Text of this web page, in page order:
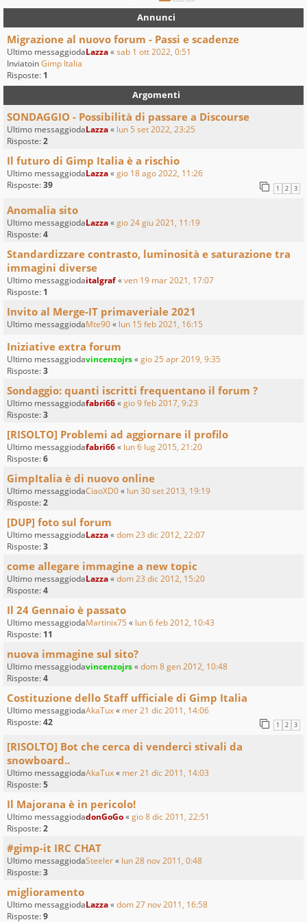
Annunci
Migrazione al nuovo forum - Passi e scadenze
Ultimo messaggiodaLazza«sab 1 ott 2022, 0:51
InviatoinGimp Italia
Risposte: 1
Argomenti
SONDAGGIO - Possibilità di passare a Discourse
Ultimo messaggiodaLazza« lun 5 set 2022, 23:25
Risposte:2
Il futuro di Gimp Italia è a rischio
Ultimo messaggiodaLazza«gio 18 ago 2022, 11:26
Risposte:39 1 2 3
Anomalia sito
Ultimo messaggiodaLazza«gio 24 giu 2021, 11:19
Risposte:4
Standardizzare contrasto, luminosità e saturazione tra
immagini diverse
Ultimo messaggiodaitalgraf«ven 19 mar 2021, 17:07
Risposte: 1
Invito al Merge-IT primaveriale 2021
Ultimo messaggiodaMte90« lun 15 feb 2021, 16:15
Iniziative extra forum
Ultimo messaggiodavincenzojrs«gio 25 apr 2019, 9:35
Risposte:3
Sondaggio: quanti iscritti frequentano il forum ?
Ultimo messaggiodafabri66«gio 9 feb 2017, 9:23
Risposte:3
[RISOLTO] Problemi ad aggiornare il profilo
Ultimo messaggiodafabri66« lun 6 lug 2015, 21:20
Risposte:6
GimpItalia è di nuovo online
Ultimo messaggiodaCiaoXD0« lun 30 set 2013, 19:19
Risposte:2
[DUP] foto sul forum
Ultimo messaggiodaLazza«dom 23 dic 2012, 22:07
Risposte:3
come allegare immagine a new topic
Ultimo messaggiodaLazza«dom 23 dic 2012, 15:20
Risposte:4
Il 24 Gennaio è passato
Ultimo messaggiodaMartinix75 « lun 6 feb 2012, 10:43
Risposte: 11
nuova immagine sul sito?
Ultimo messaggiodavincenzojrs«dom 8 gen 2012, 10:48
Risposte:4
Costituzione dello Staff ufficiale di Gimp Italia
Ultimo messaggiodaAkaTux« mer 21 dic 2011, 14:06
Risposte:42 1 2 3
[RISOLTO] Bot che cerca di venderci stivali da
snowboard..
Ultimo messaggiodaAkaTux« mer 21 dic 2011, 14:03
Risposte:5
Il Majorana è in pericolo!
Ultimo messaggiodadonGoGo«gio 8 dic 2011, 22:51
Risposte:2
#gimp-it IRC CHAT
Ultimo messaggiodaSteeler« lun 28 nov 2011, 0:48
Risposte:3
miglioramento
Ultimo messaggiodaLazza«dom 27 nov 2011, 16:58
Risposte:9